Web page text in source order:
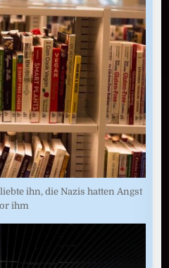
ihn, die Nazis hatten Angst
ihm